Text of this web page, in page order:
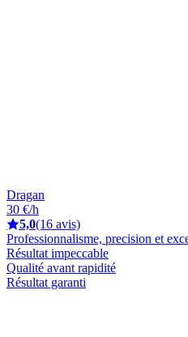
Dragan
30 €/h
5,0(16 avis)
Professionnalisme, precision et
Résultat impeccable
Qualité avant rapidité
Résultat garanti